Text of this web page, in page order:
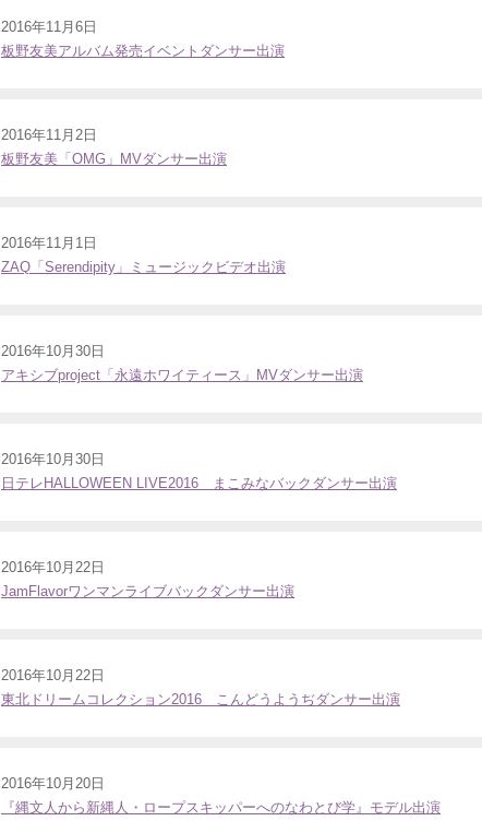
2016年11月6日
板野友美アルバム発売イベントダンサー出演
2016年11月2日
板野友美「OMG」MVダンサー出演
2016年11月1日
ZAQ「Serendipity」ミュージックビデオ出演
2016年10月30日
アキシブproject「永遠ホワイティース」MVダンサー出演
2016年10月30日
日テレHALLOWEEN LIVE2016 まこみなバックダンサー出演
2016年10月22日
JamFlavorワンマンライブバックダンサー出演
2016年10月22日
東北ドリームコレクション2016 こんどうようぢダンサー出演
2016年10月20日
『縄文人から新縄人・ロープスキッパーへのなわとび学』モデル出演